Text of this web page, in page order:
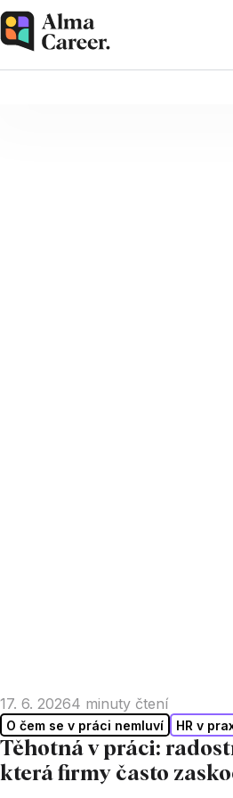
17. 6. 20264 minuty čtení
O čem se v práci nemluví HR v
Těhotná v práci:
která firmy často